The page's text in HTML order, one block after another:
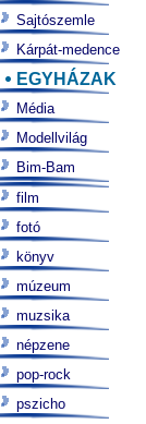
Sajtószemle
Kárpát-medence
EGYHÁZAK
Média
Modellvilág
Bim-Bam
film
fotó
könyv
múzeum
muzsika
népzene
pop-rock
pszicho